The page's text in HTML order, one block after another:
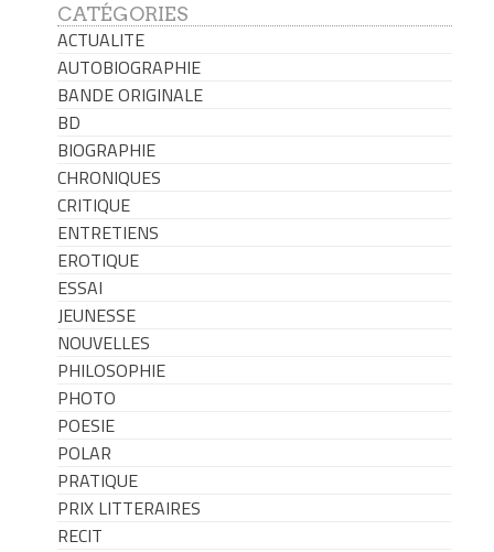
CATÉGORIES
ACTUALITE
AUTOBIOGRAPHIE
BANDE ORIGINALE
BD
BIOGRAPHIE
CHRONIQUES
CRITIQUE
ENTRETIENS
EROTIQUE
ESSAI
JEUNESSE
NOUVELLES
PHILOSOPHIE
PHOTO
POESIE
POLAR
PRATIQUE
PRIX LITTERAIRES
RECIT